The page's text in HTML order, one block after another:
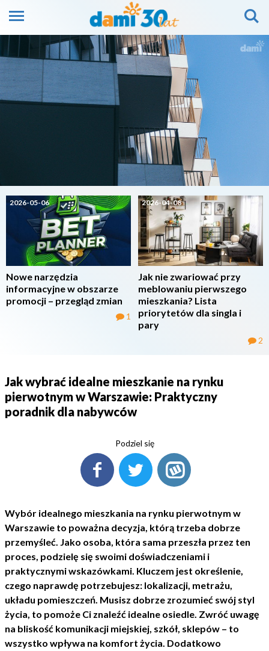
2026-05-06
Nowe narzędzia
informacyjne w obszarze
promocji – przegląd zmian
1
2026-04-08
Jak nie zwariować przy
meblowaniu pierwszego
mieszkania? Lista
priorytetów dla singla i
pary
2
Jak wybrać idealne mieszkanie na rynku
pierwotnym w Warszawie: Praktyczny
poradnik dla nabywców
Podziel się
Wybór idealnego mieszkania na rynku pierwotnym w
Warszawie to poważna decyzja, którą trzeba dobrze
przemyśleć. Jako osoba, która sama przeszła przez ten
proces, podzielę się swoimi doświadczeniami i
praktycznymi wskazówkami. Kluczem jest określenie,
czego naprawdę potrzebujesz: lokalizacji, metrażu,
układu pomieszczeń. Musisz dobrze zrozumieć swój styl
życia, to pomoże Ci znaleźć idealne osiedle. Zwróć uwagę
na bliskość komunikacji miejskiej, szkół, sklepów – to
wszystko wpływa na komfort życia. Dodatkowo